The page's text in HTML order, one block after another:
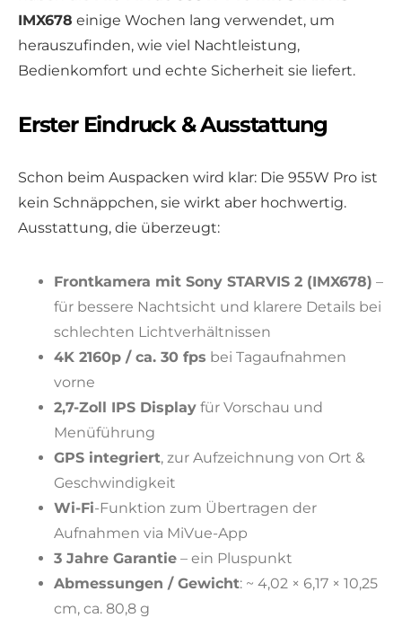
IMX678 einige Wochen lang verwendet, um
herauszufinden, wie viel Nachtleistung,
Bedienkomfort und echte Sicherheit sie liefert.
Erster Eindruck & Ausstattung
Schon beim Auspacken wird klar: Die 955W Pro ist
kein Schnäppchen, sie wirkt aber hochwertig.
Ausstattung, die überzeugt:
Frontkamera mit Sony STARVIS 2 (IMX678) –
für bessere Nachtsicht und klarere Details bei
schlechten Lichtverhältnissen
4K 2160p / ca. 30 fps bei Tagaufnahmen
vorne
2,7-Zoll IPS Display für Vorschau und
Menüführung
GPS integriert, zur Aufzeichnung von Ort &
Geschwindigkeit
Wi-Fi-Funktion zum Übertragen der
Aufnahmen via MiVue-App
3 Jahre Garantie – ein Pluspunkt
Abmessungen / Gewicht: ~ 4,02 × 6,17 × 10,25
cm, ca. 80,8 g